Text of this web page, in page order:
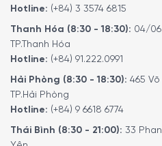
Hoặc Quý khách có thể đến
showroomcủaMinh House
nghiệm sản phẩm này.
Hotline: (+84) 3 3574 6815
Thanh Hóa (8:30 - 18:30): 04/06
TP.Thanh Hóa
Hotline: (+84) 91.222.0991
Hải Phòng (8:30 - 18:30): 465
TP.Hải Phòng
Hotline: (+84) 9 6618 6774
Thái Bình (8:30 - 21:00): 33